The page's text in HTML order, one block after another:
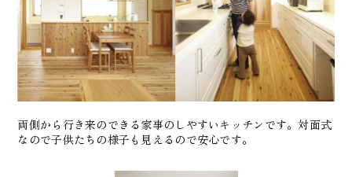
両側から行き来のできる家事のしやすいキッチンです。対面式
なので子供たちの様子も見えるので安心です。